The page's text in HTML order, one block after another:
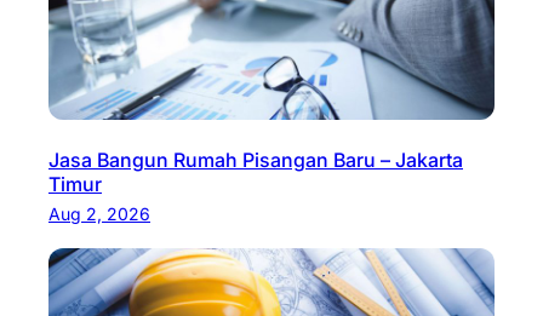
Jasa Bangun Rumah Pisangan Baru – Jakarta
Timur
Aug 2, 2026